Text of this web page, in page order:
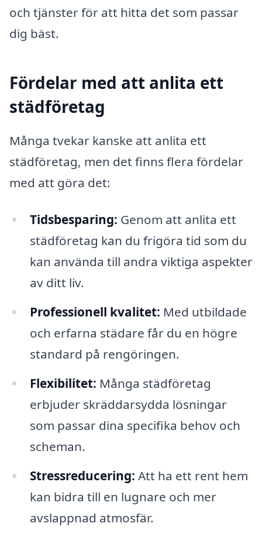
och tjänster för att hitta det som passar
dig bäst.
Fördelar med att anlita ett
städföretag
Många tvekar kanske att anlita ett
städföretag, men det finns flera fördelar
med att göra det:
Tidsbesparing: Genom att anlita ett
städföretag kan du frigöra tid som du
kan använda till andra viktiga aspekter
av ditt liv.
Professionell kvalitet: Med utbildade
och erfarna städare får du en högre
standard på rengöringen.
Flexibilitet: Många städföretag
erbjuder skräddarsydda lösningar
som passar dina specifika behov och
scheman.
Stressreducering: Att ha ett rent hem
kan bidra till en lugnare och mer
avslappnad atmosfär.